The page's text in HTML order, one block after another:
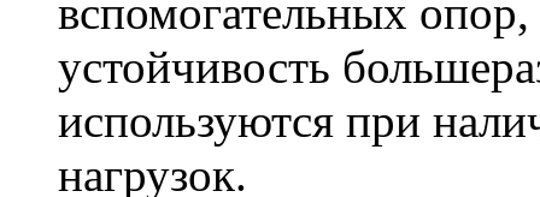
вспомогательных
устойчивость
используются при
нагрузок.